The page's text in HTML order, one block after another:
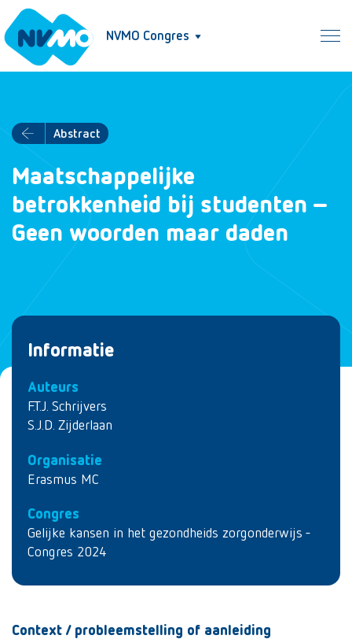
NVMO Congres
Abstract
Maatschappelijke
betrokkenheid bij studenten –
Geen woorden maar daden
Informatie
Auteurs
F.T.J. Schrijvers
S.J.D. Zijderlaan
Organisatie
Erasmus MC
Congres
Gelijke kansen in het gezondheids zorgonderwijs -
Congres 2024
Context / probleemstelling of aanleiding